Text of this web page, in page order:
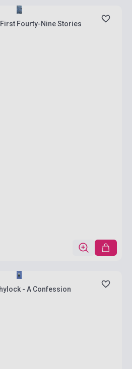
Fourty-Nine Stories
- A Confession